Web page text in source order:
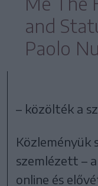
and
Paolo
– közölték a
Közleményük
szemlézett –
online és